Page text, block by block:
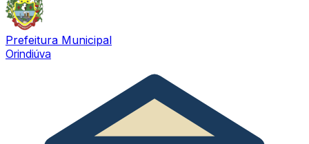
Prefeitura Municipal
Orindiúva